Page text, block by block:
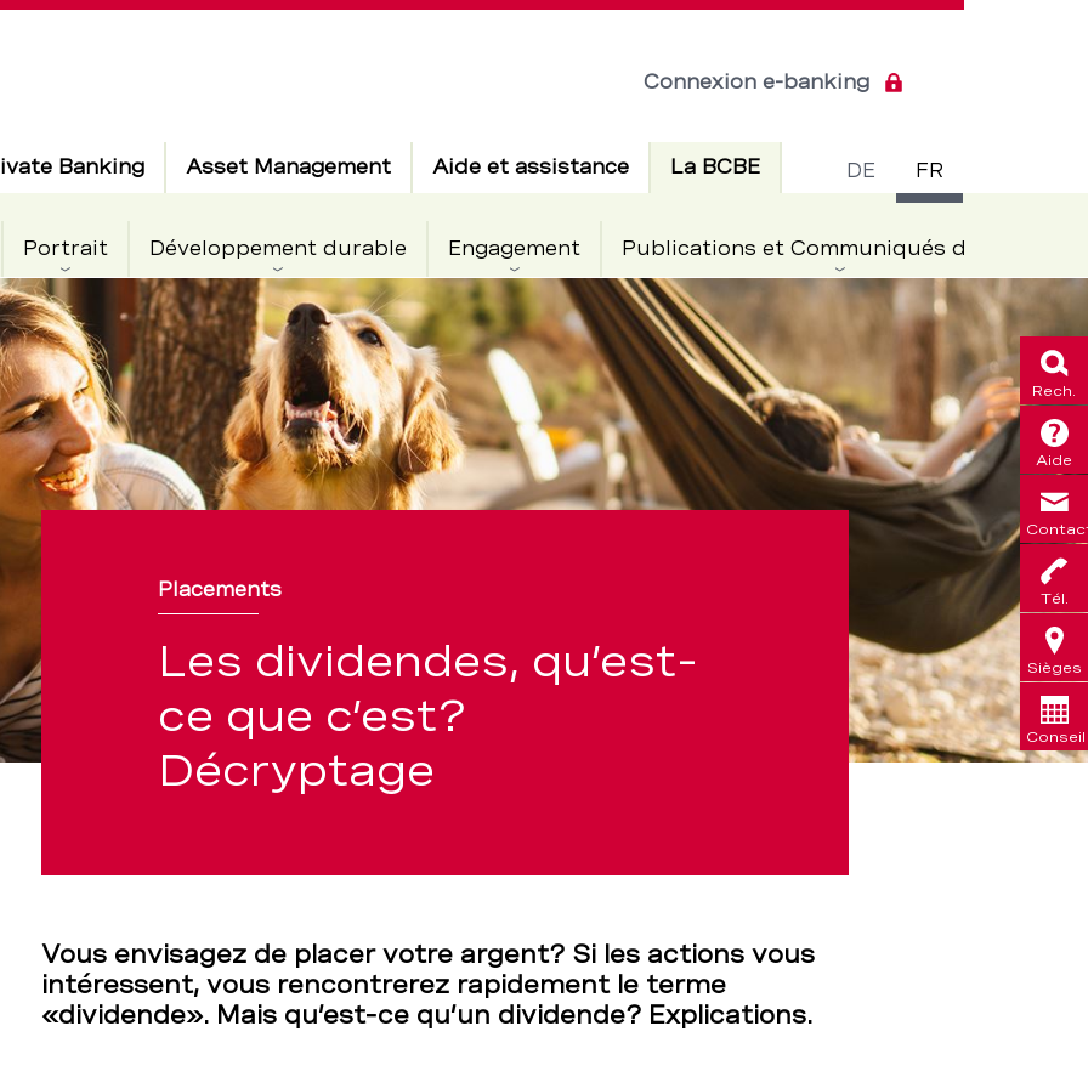
de
langue
DE FR
Connexion e-banking
Banking Asset Management Aide et assistance La BCBEActif
Portrait Développement durable Engagement Publications et Communiqués de presse
Rech.
Aide
Tél.
Sièges
Conseil
Placements
Les dividendes, qu’est-
ce que c’est?
Décryptage
Vous envisagez de placer votre argent? Si les actions vous
intéressent, vous rencontrerez rapidement le terme
«dividende». Mais qu’est-ce qu’un dividende? Explications.